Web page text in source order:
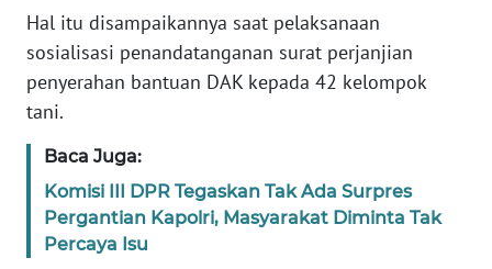
Hal itu disampaikannya saat pelaksanaan
sosialisasi penandatanganan surat perjanjian
penyerahan bantuan DAK kepada 42 kelompok
tani.
Baca Juga:
Komisi III DPR Tegaskan Tak Ada Surpres
Pergantian Kapolri, Masyarakat Diminta Tak
Percaya Isu
INFO
KAMI
PEDOMAN
MEDIA
SIBER